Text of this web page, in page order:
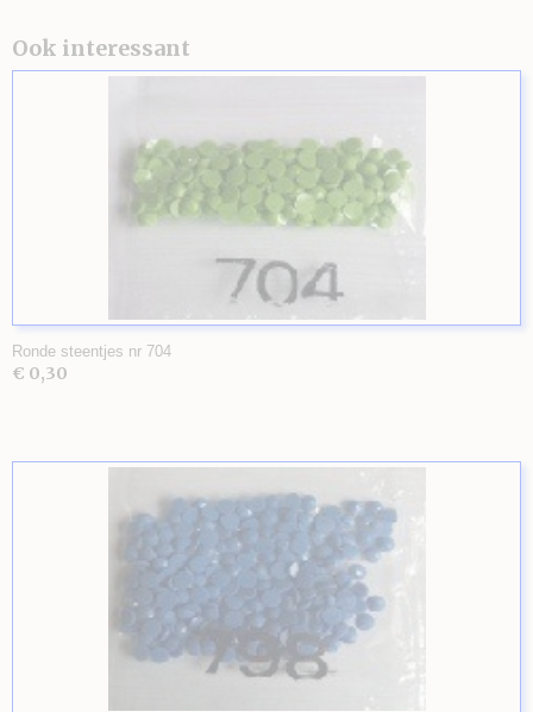
Ook interessant
Ronde steentjes nr 704
€ 0,30